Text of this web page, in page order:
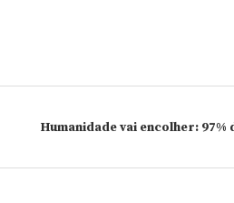
Humanidade vai encolher: